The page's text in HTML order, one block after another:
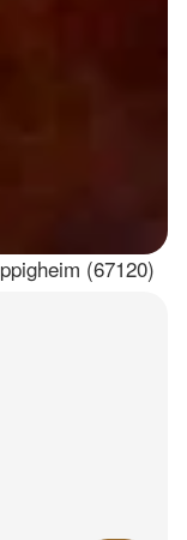
(67120)